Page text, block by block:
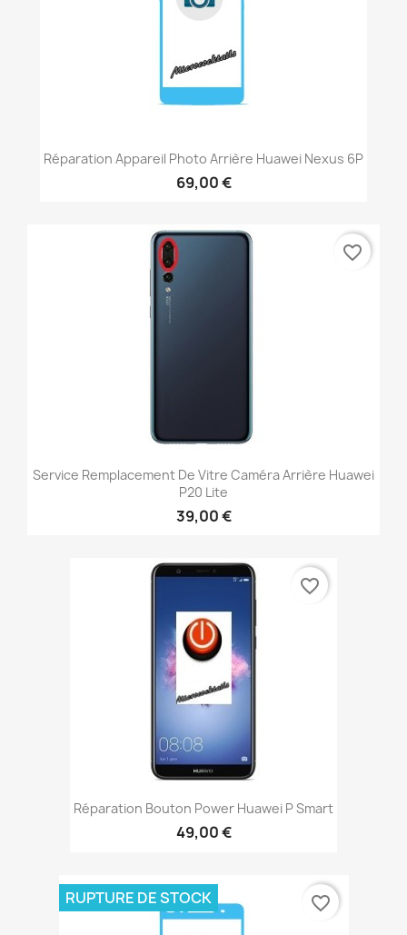
Réparation Appareil Photo Arrière Huawei Nexus 6P
69,00 €
Service Remplacement De Vitre Caméra Arrière Huawei
P20 Lite
39,00 €
favorite_border
Réparation Bouton Power Huawei P Smart
49,00 €
favorite_border
RUPTURE DE STOCK favorite_border